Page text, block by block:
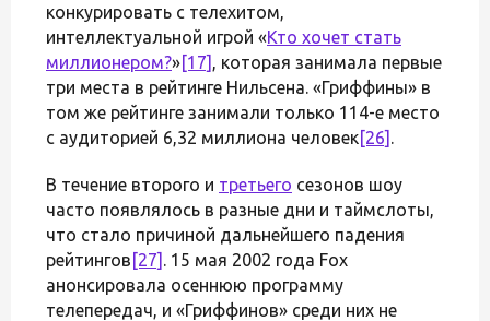
конкурировать с телехитом,
интеллектуальной игрой «Кто хочет стать
миллионером?»[17] , которая занимала первые
три места в рейтинге Нильсена. «Гриффины» в
том же рейтинге занимали только 114-е место
с аудиторией 6,32 миллиона человек[26] .
В течение второго и третьего сезонов шоу
часто появлялось в разные дни и таймслоты,
что стало причиной дальнейшего падения
рейтингов [27] . 15 мая 2002 года Fox
анонсировала осеннюю программу
телепередач, и «Гриффинов» среди них не